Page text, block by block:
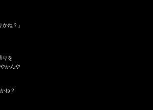
ね？」
りを
かんや
ね？